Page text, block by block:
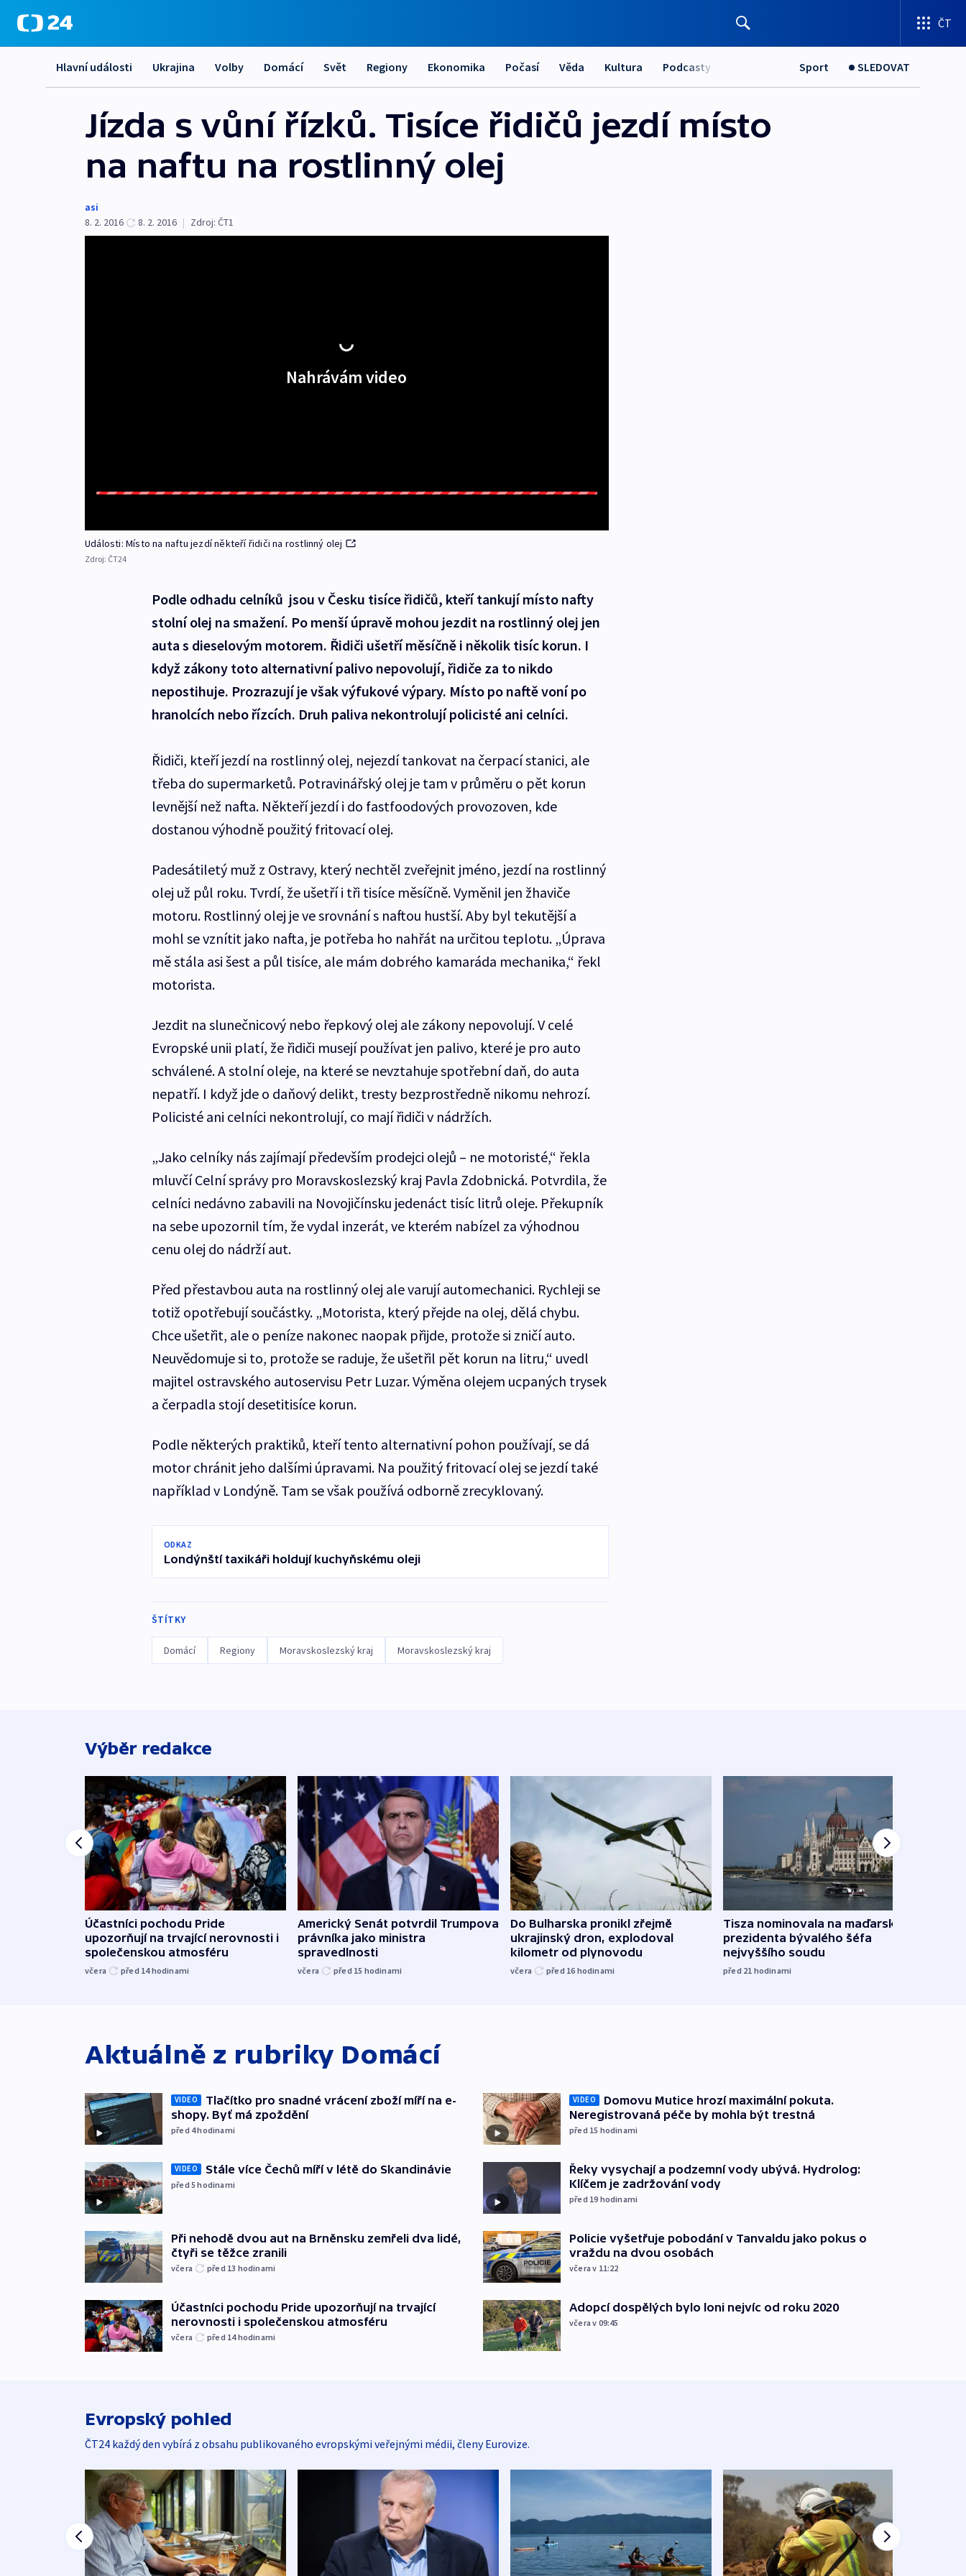
ČT
Hlavní události Ukrajina Volby Domácí Svět Regiony Ekonomika Počasí Věda Kultura Podcasty Sport SLEDOVAT
Jízda s vůní řízků. Tisíce řidičů jezdí místo
na naftu na rostlinný olej
asi
8. 2. 2016
8. 2. 2016 | Zdroj: ČT1
Nahrávám video
Události: Místo na naftu jezdí někteří řidiči na rostlinný olej
Zdroj: ČT24
Podle odhadu celníků jsou v Česku tisíce řidičů, kteří tankují místo nafty
stolní olej na smažení. Po menší úpravě mohou jezdit na rostlinný olej jen
auta s dieselovým motorem. Řidiči ušetří měsíčně i několik tisíc korun. I
když zákony toto alternativní palivo nepovolují, řidiče za to nikdo
nepostihuje. Prozrazují je však výfukové výpary. Místo po naftě voní po
hranolcích nebo řízcích. Druh paliva nekontrolují policisté ani celníci.
Řidiči, kteří jezdí na rostlinný olej, nejezdí tankovat na čerpací stanici, ale
třeba do supermarketů. Potravinářský olej je tam v průměru o pět korun
levnější než nafta. Někteří jezdí i do fastfoodových provozoven, kde
dostanou výhodně použitý fritovací olej.
Padesátiletý muž z Ostravy, který nechtěl zveřejnit jméno, jezdí na rostlinný
olej už půl roku. Tvrdí, že ušetří i tři tisíce měsíčně. Vyměnil jen žhaviče
motoru. Rostlinný olej je ve srovnání s naftou hustší. Aby byl tekutější a
mohl se vznítit jako nafta, je potřeba ho nahřát na určitou teplotu. „Úprava
mě stála asi šest a půl tisíce, ale mám dobrého kamaráda mechanika,“ řekl
motorista.
Jezdit na slunečnicový nebo řepkový olej ale zákony nepovolují. V celé
Evropské unii platí, že řidiči musejí používat jen palivo, které je pro auto
schválené. A stolní oleje, na které se nevztahuje spotřební daň, do auta
nepatří. I když jde o daňový delikt, tresty bezprostředně nikomu nehrozí.
Policisté ani celníci nekontrolují, co mají řidiči v nádržích.
„Jako celníky nás zajímají především prodejci olejů – ne motoristé,“ řekla
mluvčí Celní správy pro Moravskoslezský kraj Pavla Zdobnická. Potvrdila, že
celníci nedávno zabavili na Novojičínsku jedenáct tisíc litrů oleje. Překupník
na sebe upozornil tím, že vydal inzerát, ve kterém nabízel za výhodnou
cenu olej do nádrží aut.
Před přestavbou auta na rostlinný olej ale varují automechanici. Rychleji se
totiž opotřebují součástky. „Motorista, který přejde na olej, dělá chybu.
Chce ušetřit, ale o peníze nakonec naopak přijde, protože si zničí auto.
Neuvědomuje si to, protože se raduje, že ušetřil pět korun na litru,“ uvedl
majitel ostravského autoservisu Petr Luzar. Výměna olejem ucpaných trysek
a čerpadla stojí desetitisíce korun.
Podle některých praktiků, kteří tento alternativní pohon používají, se dá
motor chránit jeho dalšími úpravami. Na použitý fritovací olej se jezdí také
například v Londýně. Tam se však používá odborně zrecyklovaný.
ODKAZ
Londýnští taxikáři holdují kuchyňskému oleji
ŠTÍTKY
Domácí Regiony Moravskoslezský kraj Moravskoslezský kraj
Výběr redakce
Účastníci pochodu Pride
upozorňují na trvající nerovnosti i
společenskou atmosféru
včera před 14hodinami
Americký Senát potvrdil Trumpova
právníka jako ministra
spravedlnosti
včera před 15 hodinami
Do Bulharska pronikl zřejmě
ukrajinský dron, explodoval
kilometr od plynovodu
včera před 16 hodinami
Tisza nominovala na maďarského
prezidenta bývalého šéfa
nejvyššího soudu
před 21 hodinami
Aktuálně z rubriky Domácí
VIDEO
Tlačítko pro snadné vrácení zboží míří na e-
shopy. Byť má zpoždění
před 4hodinami
VIDEO Stále více Čechů míří v létě do Skandinávie
před 5hodinami
Při nehodě dvou aut na Brněnsku zemřeli dva lidé,
čtyři se těžce zranili
včera před 13 hodinami
Účastníci pochodu Pride upozorňují na trvající
nerovnosti i společenskou atmosféru
včera před 14hodinami
VIDEO
Domovu Mutice hrozí maximální pokuta.
Neregistrovaná péče by mohla být trestná
před 15 hodinami
Řeky vysychají a podzemní vody ubývá. Hydrolog:
Klíčem je zadržování vody
před 19 hodinami
Policie vyšetřuje pobodání v Tanvaldu jako pokus o
vraždu na dvou osobách
včera v 11:22
Adopcí dospělých bylo loni nejvíc od roku 2020
včera v 09:45
Evropský pohled
ČT24 každý den vybírá z obsahu publikovaného evropskými veřejnými médii, členy Eurovize.